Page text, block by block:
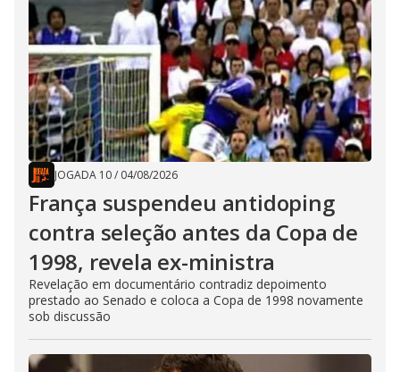
JOGADA 10/ 04/08/2026
França suspendeu antidoping
contra seleção antes da Copa de
1998, revela ex-ministra
Revelação em documentário contradiz depoimento
prestado ao Senado e coloca a Copa de 1998 novamente
sob discussão